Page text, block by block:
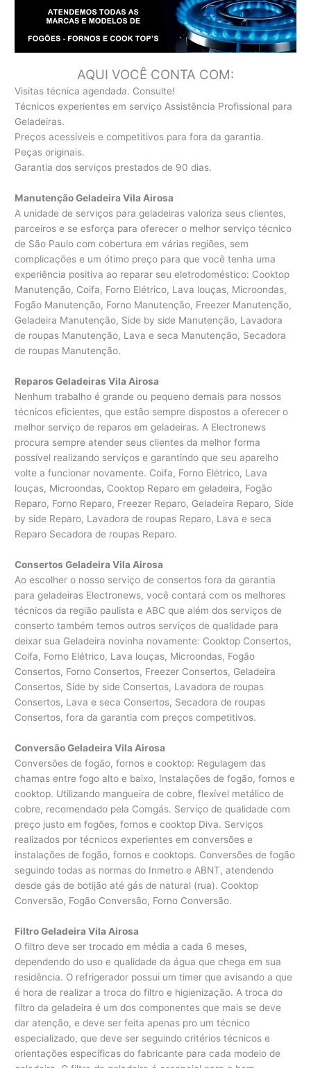
AQUI VOCÊ CONTA COM:
Visitas técnica agendada. Consulte!
Técnicos experientes em serviço Assistência Profissional para
Geladeiras.
Preços acessíveis e competitivos para fora da garantia.
Peças originais.
Garantia dos serviços prestados de 90 dias.
Manutenção Geladeira Vila Airosa
A unidade de serviços para geladeiras valoriza seus clientes,
parceiros e se esforça para oferecer o melhor serviço técnico
de São Paulo com cobertura em várias regiões, sem
complicações e um ótimo preço para que você tenha uma
experiência positiva ao reparar seu eletrodoméstico: Cooktop
Manutenção, Coifa, Forno Elétrico, Lava louças, Microondas,
Fogão Manutenção, Forno Manutenção, Freezer Manutenção,
Geladeira Manutenção, Side by side Manutenção, Lavadora
de roupas Manutenção, Lava e seca Manutenção, Secadora
de roupas Manutenção.
Reparos Geladeiras Vila Airosa
Nenhum trabalho é grande ou pequeno demais para nossos
técnicos eficientes, que estão sempre dispostos a oferecer o
melhor serviço de reparos em geladeiras. A Electronews
procura sempre atender seus clientes da melhor forma
possível realizando serviços e garantindo que seu aparelho
volte a funcionar novamente. Coifa, Forno Elétrico, Lava
louças, Microondas, Cooktop Reparo em geladeira, Fogão
Reparo, Forno Reparo, Freezer Reparo, Geladeira Reparo, Side
by side Reparo, Lavadora de roupas Reparo, Lava e seca
Reparo Secadora de roupas Reparo.
Consertos Geladeira Vila Airosa
Ao escolher o nosso serviço de consertos fora da garantia
para geladeiras Electronews, você contará com os melhores
técnicos da região paulista e ABC que além dos serviços de
conserto também temos outros serviços de qualidade para
deixar sua Geladeira novinha novamente: Cooktop Consertos,
Coifa, Forno Elétrico, Lava louças, Microondas, Fogão
Consertos, Forno Consertos, Freezer Consertos, Geladeira
Consertos, Side by side Consertos, Lavadora de roupas
Consertos, Lava e seca Consertos, Secadora de roupas
Consertos, fora da garantia com preços competitivos.
Conversão Geladeira Vila Airosa
Conversões de fogão, fornos e cooktop: Regulagem das
chamas entre fogo alto e baixo, Instalações de fogão, fornos e
cooktop. Utilizando mangueira de cobre, flexível metálico de
cobre, recomendado pela Comgás. Serviço de qualidade com
preço justo em fogões, fornos e cooktop Diva. Serviços
realizados por técnicos experientes em conversões e
instalações de fogão, fornos e cooktops. Conversões de fogão
seguindo todas as normas do Inmetro e ABNT, atendendo
desde gás de botijão até gás de natural (rua). Cooktop
Conversão, Fogão Conversão, Forno Conversão.
Filtro Geladeira Vila Airosa
O filtro deve ser trocado em média a cada 6 meses,
dependendo do uso e qualidade da água que chega em sua
residência. O refrigerador possui um timer que avisando a que
é hora de realizar a troca do filtro e higienização. A troca do
filtro da geladeira é um dos componentes que mais se deve
dar atenção, e deve ser feita apenas pro um técnico
especializado, que deve ser seguindo critérios técnicos e
orientações específicas do fabricante para cada modelo de